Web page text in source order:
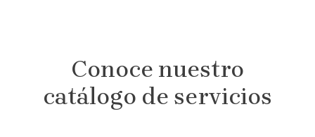
Conoce nuestro
catálogo de servicios